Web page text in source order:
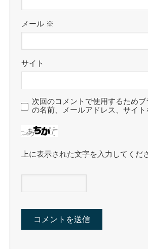
メール ※
サイト
次回のコメントで使用するため
の名前、メールアドレス、サイト
上に表示された文字を入力してくだ